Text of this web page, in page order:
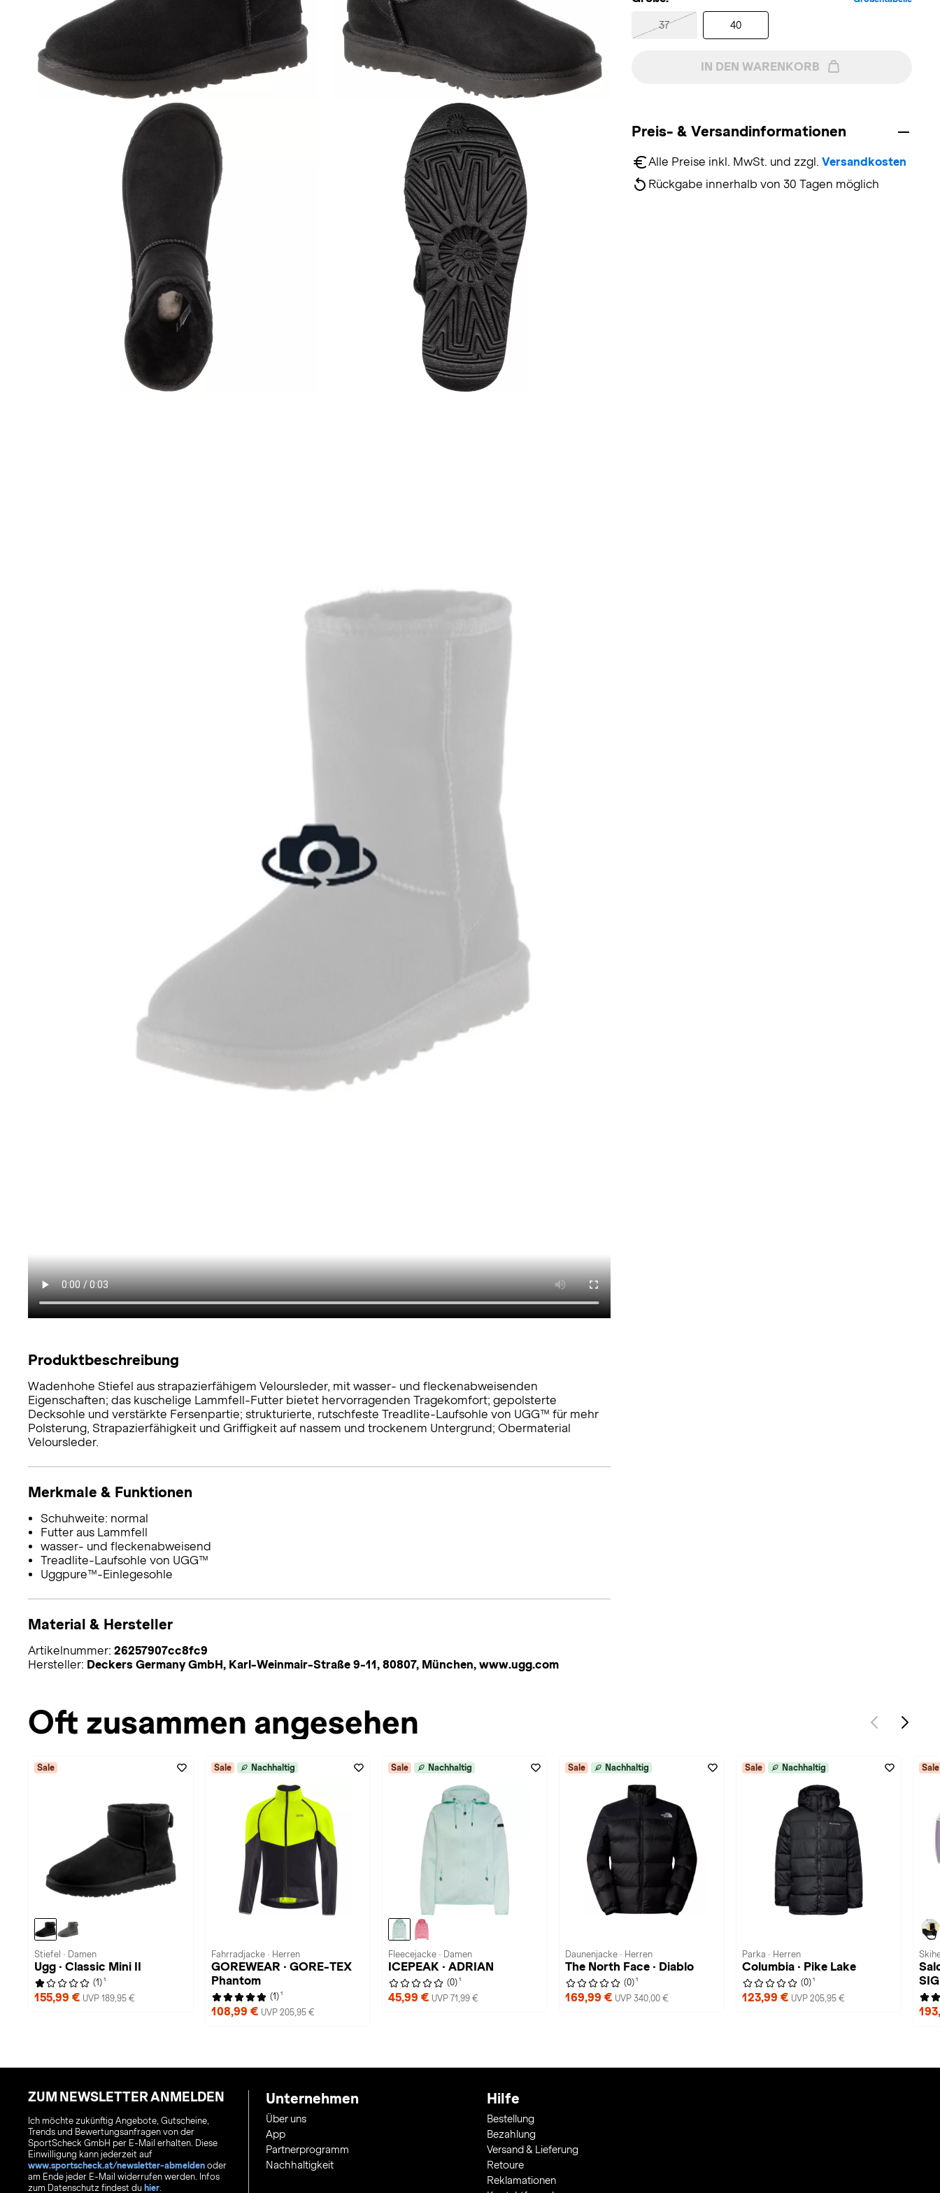
37 40
IN DEN WARENKORB
Preis- & Versandinformationen
Alle Preise inkl. MwSt. und zzgl. Versandkosten
Rückgabe innerhalb von 30 Tagen möglich
Produktbeschreibung
Wadenhohe Stiefel aus strapazierfähigem Veloursleder, mit wasser- und fleckenabweisenden
Eigenschaften; das kuschelige Lammfell-Futter bietet hervorragenden Tragekomfort; gepolsterte
Decksohle und verstärkte Fersenpartie; strukturierte, rutschfeste Treadlite-Laufsohle von UGG™ für mehr
Polsterung, Strapazierfähigkeit und Griffigkeit auf nassem und trockenem Untergrund; Obermaterial
Veloursleder.
Merkmale & Funktionen
Schuhweite: normal
Futter aus Lammfell
wasser- und fleckenabweisend
Treadlite-Laufsohle von UGG™
Uggpure™-Einlegesohle
Material & Hersteller
Artikelnummer: 26257907cc8fc9
Hersteller: Deckers Germany GmbH, Karl-Weinmair-Straße 9-11, 80807, München, www.ugg.com
Oft zusammen angesehen
Sale
Stiefel · Damen
Ugg · Classic Mini II
(1) 1
155,99 € UVP 189,95 €
Sale Nachhaltig
Fahrradjacke · Herren
GOREWEAR · GORE-TEX
Phantom
(1) 1
108,99 € UVP 205,95 €
Sale Nachhaltig
Fleecejacke · Damen
ICEPEAK · ADRIAN
(0) 1
45,99 € UVP 71,99 €
Sale Nachhaltig
Daunenjacke · Herren
The North Face · Diablo
(0) 1
169,99 € UVP 340,00 €
Sale Nachhaltig
Parka · Herren
Columbia · Pike Lake
(0) 1
123,99 € UVP 205,95 €
Sale
ZUM NEWSLETTER ANMELDEN
Ich möchte zukünftig Angebote, Gutscheine,
Trends und Bewertungsanfragen von der
SportScheck GmbH per E-Mail erhalten. Diese
Einwilligung kann jederzeit auf
www.sportscheck.at/newsletter-abmelden oder
am Ende jeder E-Mail widerrufen werden. Infos
zum Datenschutz findest du hier.
Unternehmen
Über uns
App
Partnerprogramm
Nachhaltigkeit
Hilfe
Bestellung
Bezahlung
Versand & Lieferung
Retoure
Reklamationen